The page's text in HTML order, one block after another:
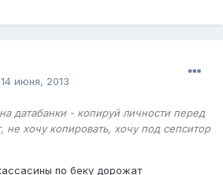
14 июня, 2013
датабанки - копируй личности перед
не хочу копировать, хочу под сепситор
по беку дорожат